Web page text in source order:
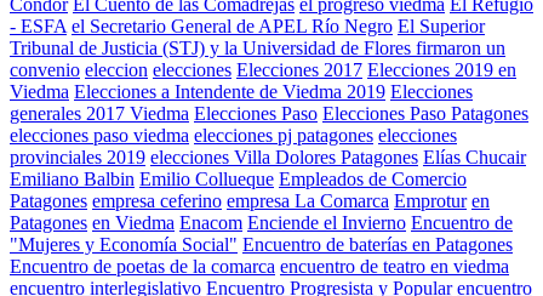
Cóndor El Cuento de las Comadrejas el progreso viedma El Refugio
- ESFA el Secretario General de APEL Río Negro El Superior
Tribunal de Justicia (STJ) y la Universidad de Flores firmaron un
convenio eleccion elecciones Elecciones 2017 Elecciones 2019 en
Viedma Elecciones a Intendente de Viedma 2019 Elecciones
generales 2017 Viedma Elecciones Paso Elecciones Paso Patagones
elecciones paso viedma elecciones pj patagones elecciones
provinciales 2019 elecciones Villa Dolores Patagones Elías Chucair
Emiliano Balbin Emilio Collueque Empleados de Comercio
Patagones empresa ceferino empresa La Comarca Emprotur en
Patagones en Viedma Enacom Enciende el Invierno Encuentro de
"Mujeres y Economía Social" Encuentro de baterías en Patagones
Encuentro de poetas de la comarca encuentro de teatro en viedma
encuentro interlegislativo Encuentro Progresista y Popular encuentro